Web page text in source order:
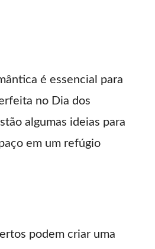
é essencial para
no Dia dos
algumas ideias para
em um refúgio
podem criar uma